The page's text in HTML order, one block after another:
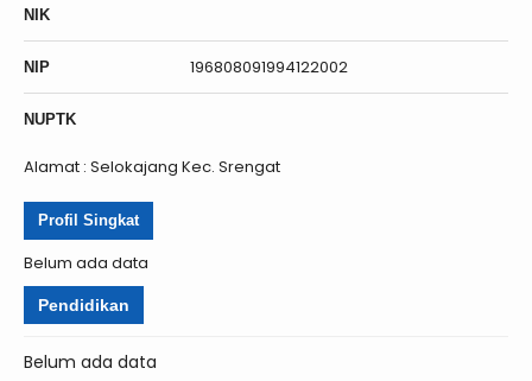
NIK
NIP 196808091994122002
NUPTK
Alamat : Selokajang Kec. Srengat
Profil Singkat
Belum ada data
Pendidikan
Belum ada data